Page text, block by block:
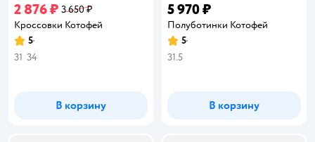
2 876 ₽ 3 650 ₽
Кроссовки Котофей
Рейтинг:
5
31 34
В корзину
5 970 ₽
Полуботинки Котофей
Рейтинг:
5
31.5
В корзину